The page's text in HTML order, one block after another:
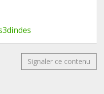
Signaler ce contenu